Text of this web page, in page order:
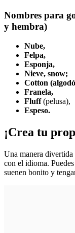
Nombres para
y hembra)
Nube,
Felpa,
Esponja,
Nieve, snow;
Cotton
Franela,
Fluff(pelusa),
Espeso.
¡Crea tu
Una manera
con el idioma.
suenen bonito y